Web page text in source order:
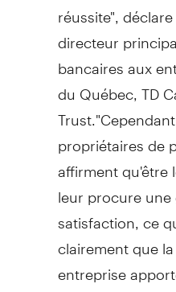
réussite",
directeur
bancaires aux
du Québec, TD
propriétaires de
affirment
leur procure
satisfaction, ce
clairement que
entreprise